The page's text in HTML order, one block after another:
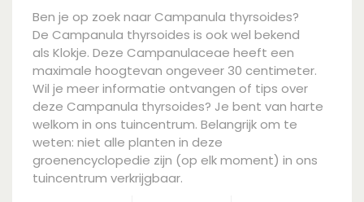
Ben je op zoek naar Campanula thyrsoides?
De Campanula thyrsoides is ook wel bekend
als Klokje. Deze Campanulaceae heeft een
maximale hoogtevan ongeveer 30 centimeter.
Wil je meer informatie ontvangen of tips over
deze Campanula thyrsoides? Je bent van harte
welkom in ons tuincentrum. Belangrijk om te
weten: niet alle planten in deze
groenencyclopedie zijn (op elk moment) in ons
tuincentrum verkrijgbaar.